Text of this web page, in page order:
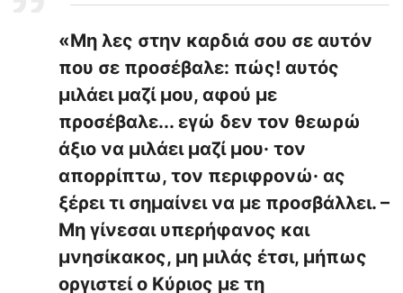
«Μη λες στην καρδιά σου σε αυτόν
που σε προσέβαλε: πώς! αυτός
μιλάει μαζί μου, αφού με
προσέβαλε... εγώ δεν τον θεωρώ
άξιο να μιλάει μαζί μου· τον
απορρίπτω, τον περιφρονώ· ας
ξέρει τι σημαίνει να με προσβάλλει. –
Μη γίνεσαι υπερήφανος και
μνησίκακος, μη μιλάς έτσι, μήπως
οργιστεί ο Κύριος με τη